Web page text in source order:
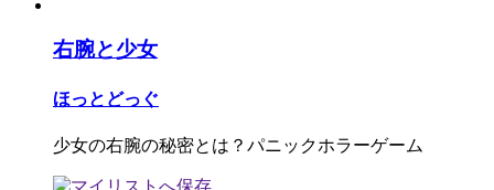
右腕と少女
ほっとどっぐ
少女の右腕の秘密とは？パニックホラーゲーム